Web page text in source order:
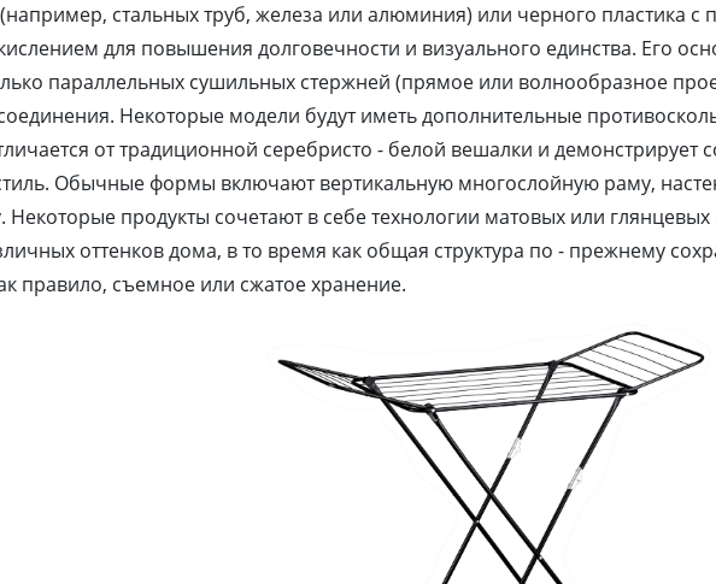
стальных труб, железа или алюминия) или черного пластика с
для повышения долговечности и визуального единства. Его
параллельных сушильных стержней (прямое или волнообразное
Некоторые модели будут иметь дополнительные
от традиционной серебристо - белой вешалки и
Обычные формы включают вертикальную многослойную раму,
продукты сочетают в себе технологии матовых или
оттенков дома, в то время как общая структура по - прежнему
правило, съемное или сжатое хранение.